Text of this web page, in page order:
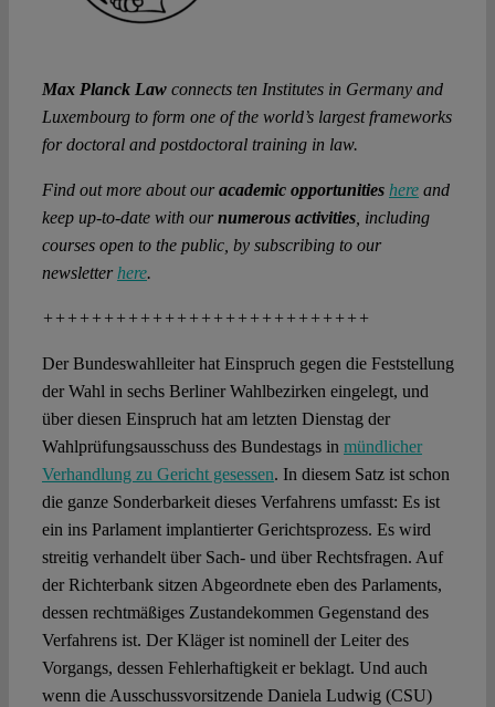
Max Planck Lawconnects ten Institutes in Germany and
Luxembourg to form one of the world’s largest frameworks
for doctoral and postdoctoral training in law.
Find out more about ouracademic opportunities hereand
keep up-to-date with ournumerous activities, including
courses open to the public, by subscribing to our
newsletter here.
+++++++++++++++++++++++++++
Der Bundeswahlleiter hat Einspruch gegen die Feststellung
der Wahl in sechs Berliner Wahlbezirken eingelegt, und
über diesen Einspruch hat am letzten Dienstag der
Wahlprüfungsausschuss des Bundestags in mündlicher
Verhandlung zu Gericht gesessen. In diesem Satz ist schon
die ganze Sonderbarkeit dieses Verfahrens umfasst: Es ist
ein ins Parlament implantierter Gerichtsprozess. Es wird
streitig verhandelt über Sach- und über Rechtsfragen. Auf
der Richterbank sitzen Abgeordnete eben des Parlaments,
dessen rechtmäßiges Zustandekommen Gegenstand des
Verfahrens ist. Der Kläger ist nominell der Leiter des
Vorgangs, dessen Fehlerhaftigkeit er beklagt. Und auch
wenn die Ausschussvorsitzende Daniela Ludwig (CSU)